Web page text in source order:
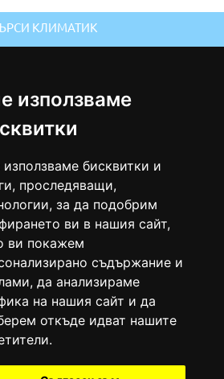
използваме
бисквитки и
проследяващи,
за да подобрим
ви в нашия сайт,
ви покажем
съдържание и
да анализираме
на нашия сайт и да
откъде идват нашите
КЛИМАТИК
46